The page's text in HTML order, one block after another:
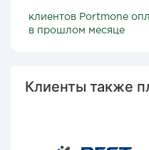
клиентов Portmone
в прошлом месяце
Клиенты также